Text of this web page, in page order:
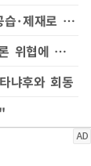
이란발 상선 공격에 중동 위기 재확산…美, 공습·제재로 맞대응(종합)
쿠웨이트·카타르서 공습경보…"미사일 및 드론 위협에 대응 중"
냐후와 회동